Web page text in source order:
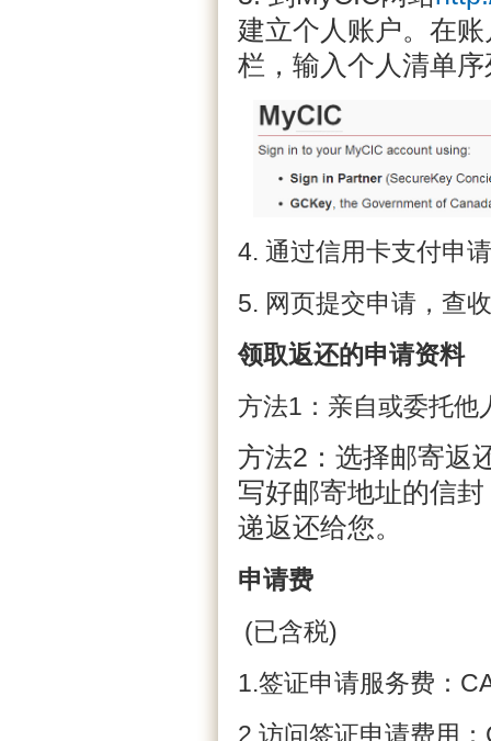
建立个人账户。在
栏，输入个人清单
4. 通过信用卡支付申
5. 网页提交申请，查
领取返还的申请资料
方法1：亲自或委托他
方法2：选择邮寄返
写好邮寄地址的信
递返还给您。
申请费
(已含税)
1.签证申请服务费：
2.访问签证申请费用